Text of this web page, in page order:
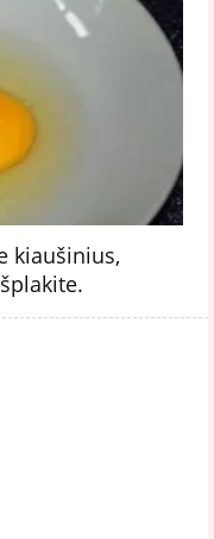
kiaušinius,